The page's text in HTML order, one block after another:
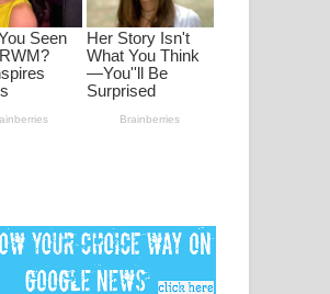
මනමාල කතා ගීතයේ පද පෙළ
Dai Dai Lyrics - Shakira, Burna Boy |
අම්මා ගීතයේ පද පෙළ
Gemak Deela Song Lyrics - ගේමක් දීලා